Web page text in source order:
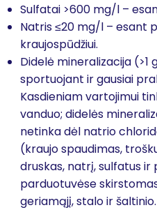
Sulfatai >600 mg/l –
Natris ≤20 mg/l – esant
kraujospūdžiui.
Didelė mineralizacija
sportuojant ir gausiai
Kasdieniam vartojimui
vanduo; didelės
netinka dėl natrio
(kraujo spaudimas,
druskas, nat­rį, sulfa­tus ir
parduotuvėse
geriamąjį, stalo ir šaltinio.